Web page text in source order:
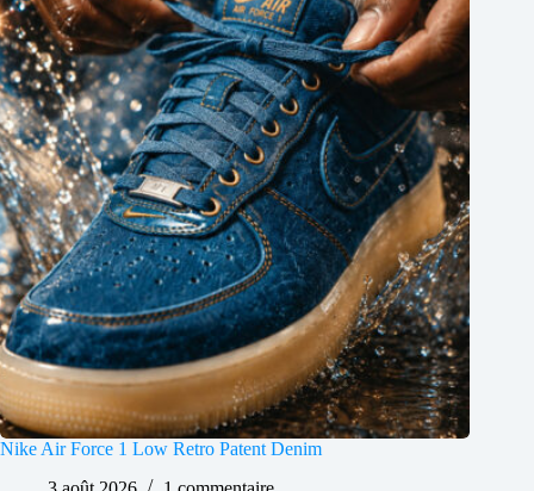
Nike Air Force 1 Low Retro Patent Denim